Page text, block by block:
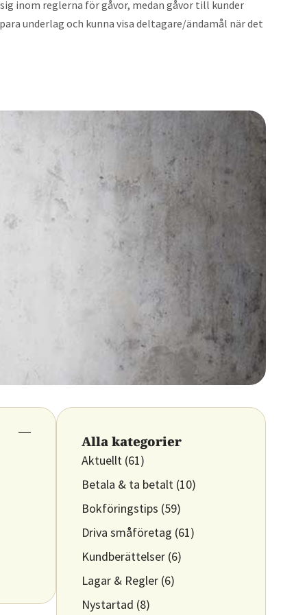
inom reglerna för gåvor, medan gåvor till kunder
underlag och kunna visa deltagare/ändamål när det
Alla kategorier
Aktuellt (61)
Betala & ta betalt (10)
Bokföringstips (59)
Driva småföretag (61)
Kundberättelser (6)
Lagar & Regler (6)
Nystartad (8)